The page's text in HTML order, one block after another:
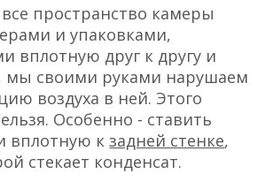
пространство камеры
и упаковками,
вплотную друг к другу и
мы своими руками нарушаем
воздуха в ней. Этого
Особенно - ставить
вплотную кзадней стенке,
стекает конденсат.